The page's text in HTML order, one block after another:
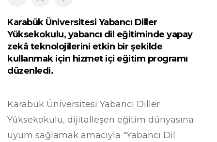
Karabük Üniversitesi Yabancı Diller
Yüksekokulu, yabancı dil eğitiminde yapay
zekâ teknolojilerini etkin bir şekilde
kullanmak için hizmet içi eğitim programı
düzenledi.
Karabük Üniversitesi Yabancı Diller
Yüksekokulu, dijitalleşen eğitim dünyasına
uyum sağlamak amacıyla "Yabancı Dil